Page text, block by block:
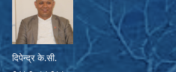
दिपेन्द्र के.सी.